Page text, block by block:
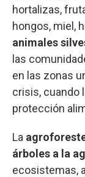
hortalizas,
hongos, miel,
animales
las
en las zonas
crisis, cuando
protección
La
árboles a la
ecosistemas,